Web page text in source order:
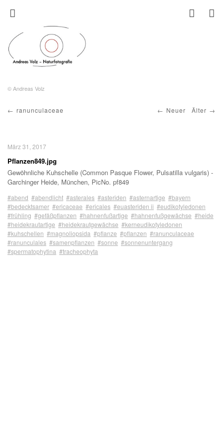
© Andreas Volz
Neuer Älter
ranunculaceae
März 31, 2017
Pflanzen849.jpg
Gewöhnliche Kuhschelle (Common Pasque Flower, Pulsatilla vulgaris) -
Garchinger Heide, München, PicNo. pf849
#abend #abendlicht #asterales #asteriden #asternartige #bayern
#bedecktsamer #ericaceae #ericales #euasteriden ii #eudikotyledonen
#frühling #gefäßpflanzen #hahnenfußartige #hahnenfußgewächse #heide
#heidekrautartige #heidekrautgewächse #kerneudikotyledonen
#kuhschellen #magnoliopsida #pflanze #pflanzen #ranunculaceae
#ranunculales #samenpflanzen #sonne #sonnenuntergang
#spermatophytina #tracheophyta